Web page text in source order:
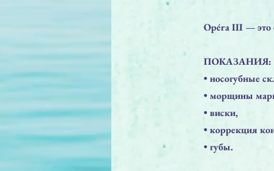
Opéra III — это
ПОКАЗАНИЯ:
• носогубные
• морщины
• виски,
• коррекция
• губы.